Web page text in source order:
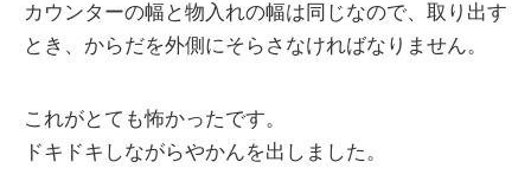
カウンターの幅と物入れの幅は同じなので、取り出す
とき、からだを外側にそらさなければなりません。
これがとても怖かったです。
ドキドキしながらやかんを出しました。